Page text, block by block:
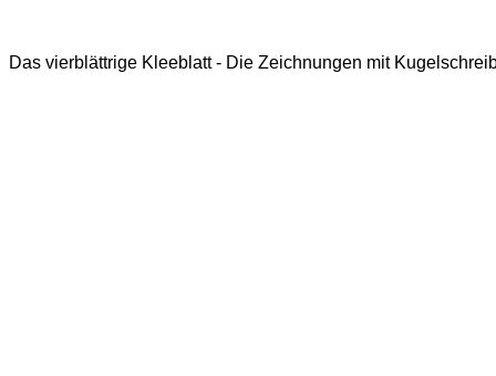
Das vierblättrige Kleeblatt - Die Zeichnungen mit